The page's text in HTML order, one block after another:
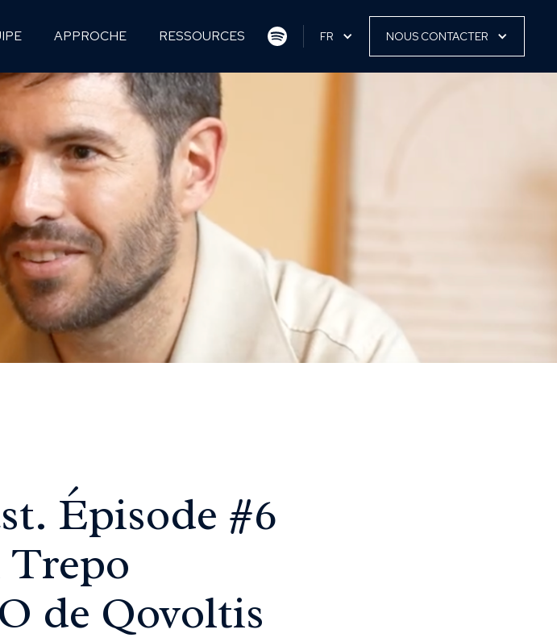
APPROCHE RESSOURCES FR NOUS CONTACTER
Épisode #6
Trepo
de Qovoltis